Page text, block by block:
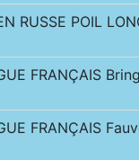
RUSSE POIL
FRANÇAIS
FRANÇAIS